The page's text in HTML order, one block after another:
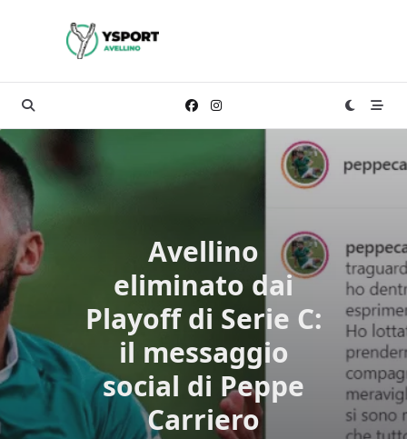
Avellino
eliminato dai
Playoff di Serie C:
il messaggio
social di Peppe
Carriero